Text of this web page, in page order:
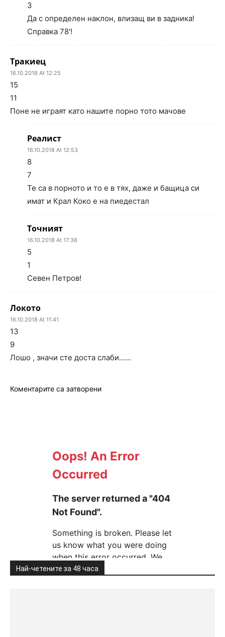
3
Да с определен наклон, влизащ ви в задника!
Справка 78′!
Тракиец
16.10.2018 At 12:25
15
11
Поне не играят като нашите порно тото мачове
Реалист
16.10.2018 At 12:53
8
7
Те са в порното и то е в тях, даже и бащица си
имат и Крал Коко е на пиедестал
Точният
16.10.2018 At 17:38
5
1
Севен Петров!
Локото
16.10.2018 At 11:41
13
9
Лошо , значи сте доста слаби……
Коментарите са затворени
Най-четените за 48 часа